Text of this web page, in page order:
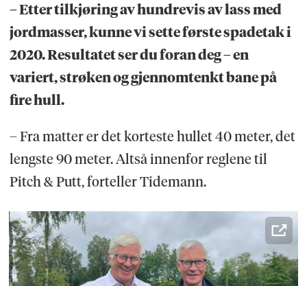
– Etter tilkjøring av hundrevis av lass med
jordmasser, kunne vi sette første spadetak i
2020. Resultatet ser du foran deg – en
variert, strøken og gjennomtenkt bane på
fire hull.
– Fra matter er det korteste hullet 40 meter, det
lengste 90 meter. Altså innenfor reglene til
Pitch & Putt, forteller Tidemann.